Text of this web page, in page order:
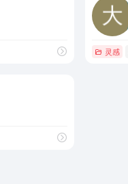
灵感